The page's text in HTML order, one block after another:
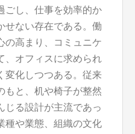
ごし、仕事を効率的か
せない存在である。働
の高まり、コミュニケ
、オフィスに求められ
変化しつつある。従来
もと、机や椅子が整然
じる設計が主流であっ
種や業態、組織の文化